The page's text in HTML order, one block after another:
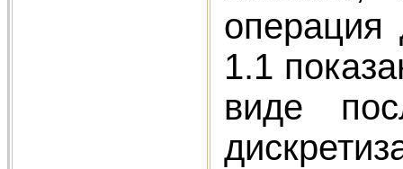
операция
1.1
виде